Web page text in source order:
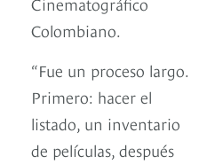
Colombiano.
“Fue un proceso largo.
Primero: hacer el
listado, un inventario
de películas, después